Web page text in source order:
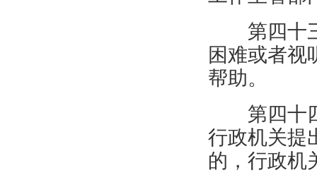
第四十
困难或者视
帮助。
第四十
行政机关提
的，行政机